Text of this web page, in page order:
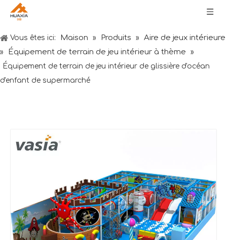
Vous êtes ici: Maison » Produits » Aire de jeux intérieure
» Équipement de terrain de jeu intérieur à thème
»
Équipement de terrain de jeu intérieur de glissière d'océan
d'enfant de supermarché